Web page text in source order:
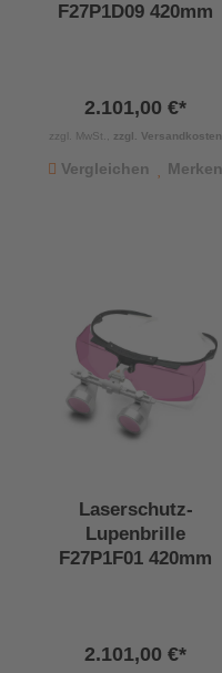
F27P1D09 420mm
2.101,00 €*
zzgl. MwSt., zzgl. Versandkosten
Vergleichen Merken
Laserschutz-
Lupenbrille
F27P1F01 420mm
2.101,00 €*